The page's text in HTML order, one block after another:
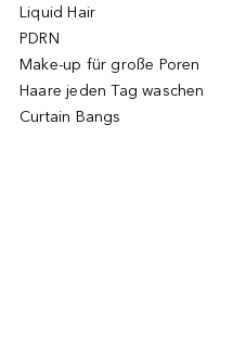
Liquid Hair
PDRN
Make-up für große Poren
Haare jeden Tag waschen
Curtain Bangs